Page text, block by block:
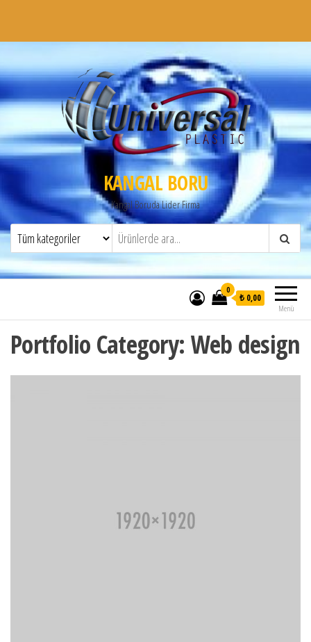
KANGAL BORU
Kangal Boruda Lider Firma
Menü
0
₺ 0,00
Portfolio Category: Web design